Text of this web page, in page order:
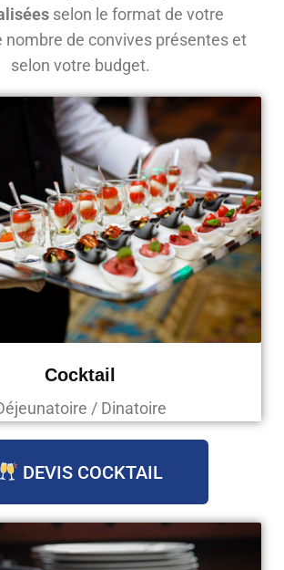
selon le format de votre
nombre de convives présentes et
selon votre budget.
Cocktail
/ Dinatoire
DEVIS COCKTAIL